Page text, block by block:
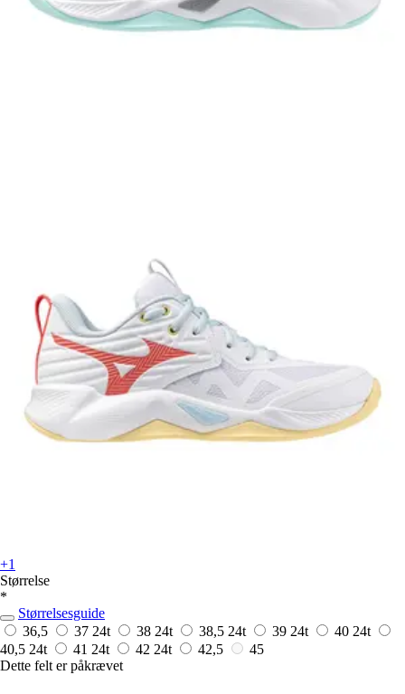
+1
Størrelse
*
Størrelsesguide
36,5
37 24t 38 24t 38,5 24t 39 24t 40 24t
40,5 24t 41 24t 42 24t 42,5
45
Dette felt er påkrævet